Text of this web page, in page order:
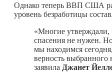
Однако теперь ВВП США
уровень безработицы
«Многие утверждали,
спасения не нужен.
мы находимся
верность
заявила Джанет